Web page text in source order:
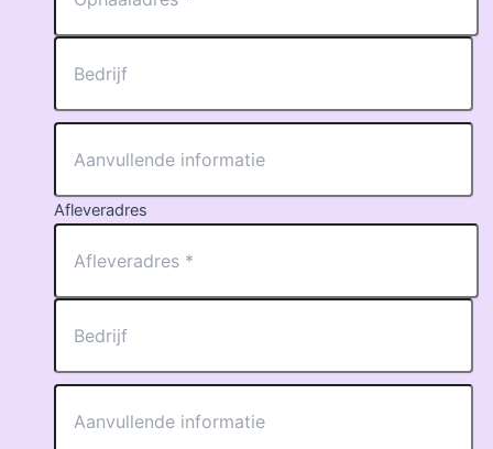
Afleveradres